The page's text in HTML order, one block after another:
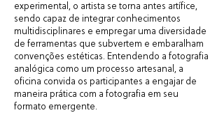
experimental, o artista se torna antes artífice,
sendo capaz de integrar conhecimentos
multidisciplinares e empregar uma diversidade
de ferramentas que subvertem e embaralham
convenções estéticas. Entendendo a fotografia
analógica como um processo artesanal, a
oficina convida os participantes a engajar de
maneira prática com a fotografia em seu
formato emergente.